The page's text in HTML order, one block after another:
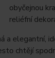
obyčejnou
reliéfní
a elegantní,
chtějí